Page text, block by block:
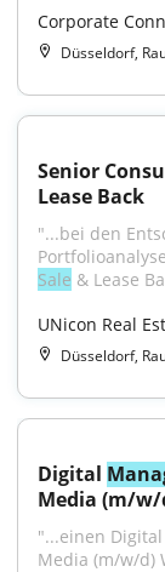
Corporate
Düsseldorf,
Senior
Lease Back
"...bei den
Sale & Lease
UNicon Real
Düsseldorf,
Digital
Media (m/w/
"...einen Digital
Media (m/w/d)